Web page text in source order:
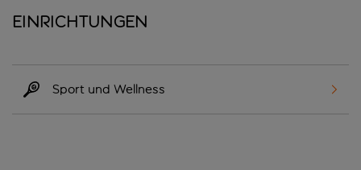
Einrichtungen
Sport und Wellness